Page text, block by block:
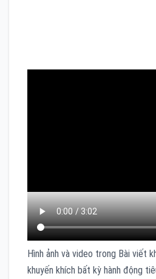
Hình ảnh và video trong Bài viết
khuyến khích bất kỳ hành động